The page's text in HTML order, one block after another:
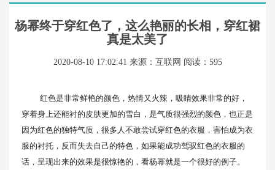
杨幂终于穿红色了，这么艳丽的长相，穿红裙
真是太美了
2020-08-10 17:02:41 来源：互联网 阅读：595
红色是非常鲜艳的颜色，热情又火辣，吸睛效果非常的好，
穿着身上还能衬的皮肤更加的雪白，是气质很强烈的颜色，也正是
因为红色的独特气质，很多人不敢尝试穿红色的衣服，害怕成为衣
服的衬托，反而失去自己的特色，如果能成功驾驭红色的衣服的
话，呈现出来的效果是很惊艳的，看杨幂就是一个很好的例子。